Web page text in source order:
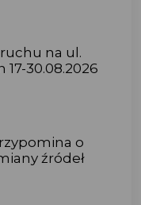
na ul.
30.08.2026
o
źródeł